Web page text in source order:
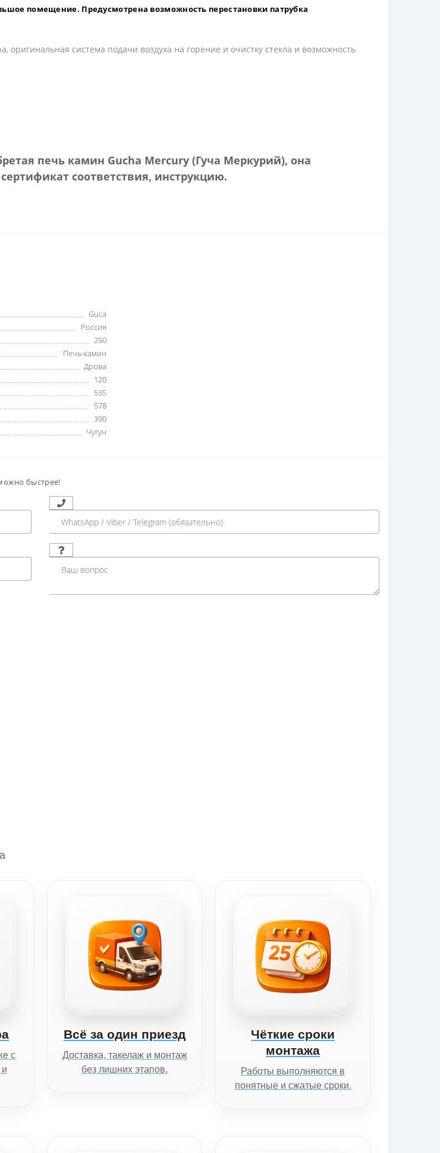
помещение. Предусмотрена возможность перестановки патрубка
система подачи воздуха на горение и очистку стекла и возможность
печь камин Gucha Mercury (Гуча Меркурий), она
соответствия, инструкцию.
Guca
Россия
250
Печь-камин
Дрова
120
535
578
390
Чугун
быстрее!
с
Всё за один приезд
Доставка, такелаж и монтаж
без лишних этапов.
Чёткие сроки
монтажа
Работы выполняются в
понятные и сжатые сроки.